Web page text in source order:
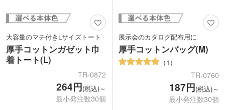
大容量のマチ付きLサイズトート
厚手コットンガゼット巾
着トート(L)
TR-0872
264円(税込)～
最小発注数30個
展示会のカタログ配布用に
厚手コットンバッグ(M)
1
TR-0760
187円(税込)～
最小発注数30個